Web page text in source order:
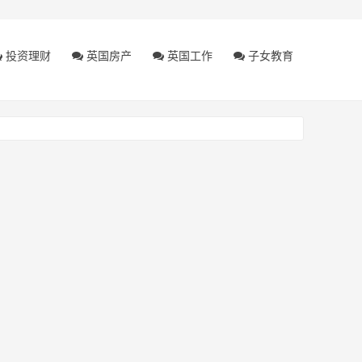
投资理财 英国房产 英国工作 子女教育